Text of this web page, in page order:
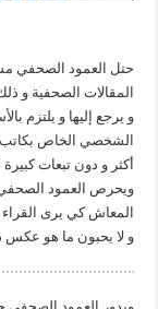
حتل العمود الصحفي
المقالات الصحفية و
و يرجع إليها و يلتزم
الشخصي الخاص بكاتب
أكثر و دون تبعات
ويحرص العمود الصحفي
المعاش كي يرى
و لا يحبون ما هو عكس